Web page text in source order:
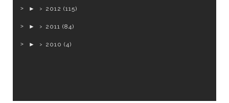
► 2012 (115)
► 2011 (84)
► 2010 (4)